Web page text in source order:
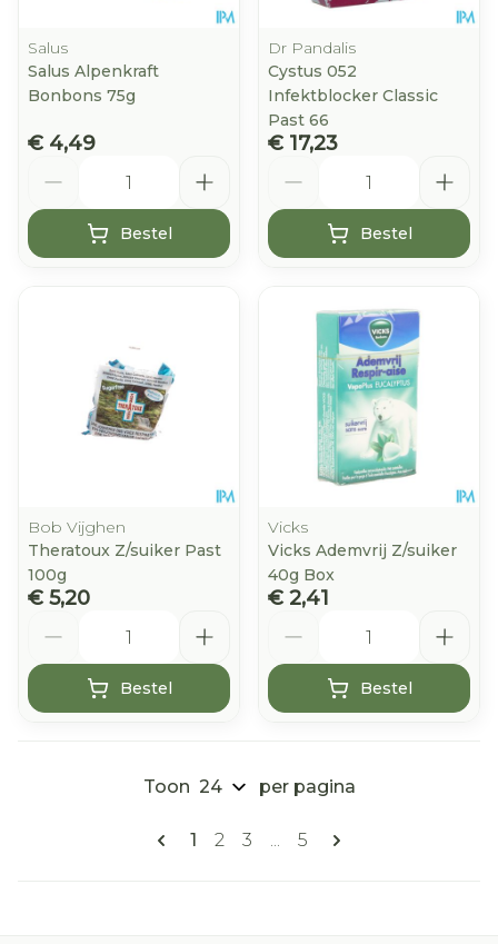
Salus
Salus Alpenkraft
Bonbons 75g
€ 4,49
Bestel
Dr Pandalis
Cystus 052
Infektblocker Classic
Past 66
€ 17,23
Bestel
Bob Vijghen
Theratoux Z/suiker Past
100g
€ 5,20
Bestel
Vicks
Vicks Ademvrij Z/suiker
40g Box
€ 2,41
Bestel
Pagina's
U lees momenteel pagina
1 Pagina
2 Pagina
3 ... Pagina
5
Toon per pagina